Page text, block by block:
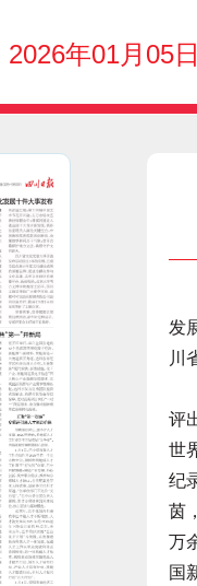
2026年01月05
发
川
评
世
纪
茵
万
国